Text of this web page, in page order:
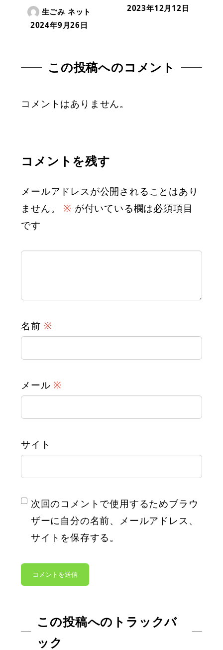
生ごみ ネット
2024年9月26日
2023年12月12日
この投稿へのコメント
コメントはありません。
コメントを残す
メールアドレスが公開されることはあり
ません。
※ が付いている欄は必須項目
です
名前 ※
メール ※
サイト
次回のコメントで使用するためブラウ
ザーに自分の名前、メールアドレス、
サイトを保存する。
この投稿へのトラックバ
ック